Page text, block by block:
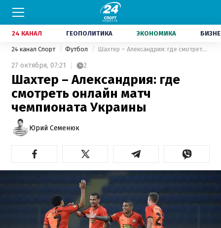
24 КАНАЛ ГЕОПОЛИТИКА ЭКОНОМИКА
24 канал Спорт Футбол Шахтер – Александрия: где смотреть онлайн матч чемпионата Украины
27 октября, 07:21 2
Шахтер – Александрия: где
смотреть онлайн матч
чемпионата Украины
Юрий Семенюк